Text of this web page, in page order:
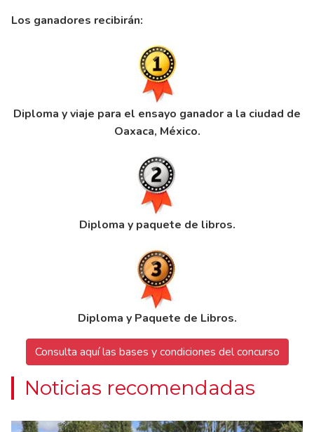
Los ganadores recibirán:
Diploma y viaje para el ensayo ganador a la ciudad de
Oaxaca, México.
Diploma y paquete de libros.
Diploma y Paquete de Libros.
Consulta aquí las bases y condiciones del concurso
Noticias recomendadas